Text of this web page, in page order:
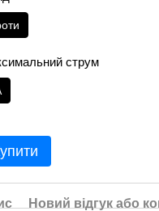
струм
Новий відгук або